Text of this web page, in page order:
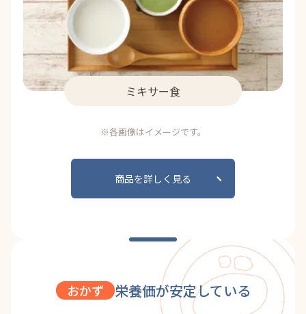
ミキサー食
※各画像はイメージです。
商品を詳しく見る
おかず 栄養価が安定している